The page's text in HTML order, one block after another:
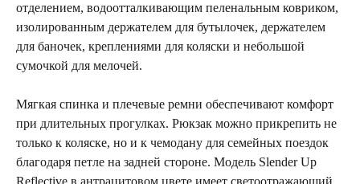
отделением, водоотталкивающим пеленальным ковриком,
изолированным держателем для бутылочек, держателем
для баночек, креплениями для коляски и небольшой
сумочкой для мелочей.
Мягкая спинка и плечевые ремни обеспечивают комфорт
при длительных прогулках. Рюкзак можно прикрепить не
только к коляске, но и к чемодану для семейных поездок
благодаря петле на задней стороне. Модель Slender Up